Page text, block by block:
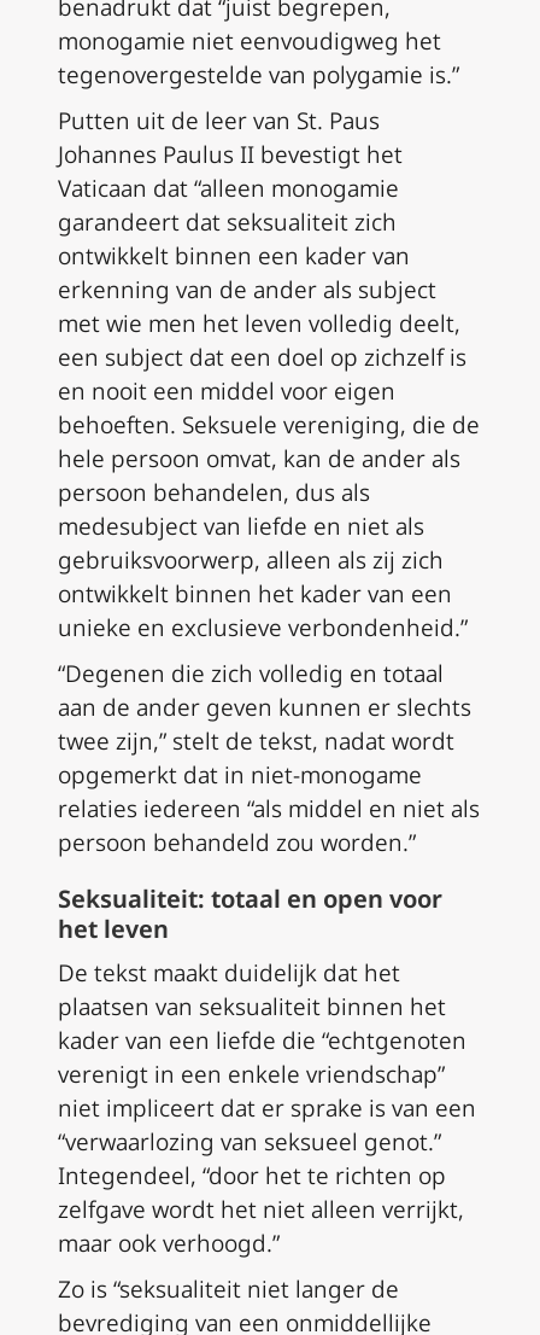
benadrukt dat “juist begrepen,
monogamie niet eenvoudigweg het
tegenovergestelde van polygamie is.”
Putten uit de leer van St. Paus
Johannes Paulus II bevestigt het
Vaticaan dat “alleen monogamie
garandeert dat seksualiteit zich
ontwikkelt binnen een kader van
erkenning van de ander als subject
met wie men het leven volledig deelt,
een subject dat een doel op zichzelf is
en nooit een middel voor eigen
behoeften. Seksuele vereniging, die de
hele persoon omvat, kan de ander als
persoon behandelen, dus als
medesubject van liefde en niet als
gebruiksvoorwerp, alleen als zij zich
ontwikkelt binnen het kader van een
unieke en exclusieve verbondenheid.”
“Degenen die zich volledig en totaal
aan de ander geven kunnen er slechts
twee zijn,” stelt de tekst, nadat wordt
opgemerkt dat in niet-monogame
relaties iedereen “als middel en niet als
persoon behandeld zou worden.”
Seksualiteit: totaal en open voor
het leven
De tekst maakt duidelijk dat het
plaatsen van seksualiteit binnen het
kader van een liefde die “echtgenoten
verenigt in een enkele vriendschap”
niet impliceert dat er sprake is van een
“verwaarlozing van seksueel genot.”
Integendeel, “door het te richten op
zelfgave wordt het niet alleen verrijkt,
maar ook verhoogd.”
Zo is “seksualiteit niet langer de
bevrediging van een onmiddellijke